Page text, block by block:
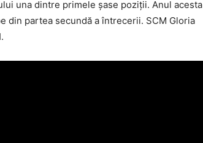
una dintre primele şase poziţii. Anul acesta
din partea secundă a întrecerii. SCM Gloria